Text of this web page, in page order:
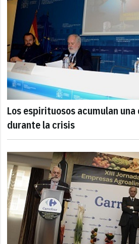
Los espirituosos acumulan
durante la crisis